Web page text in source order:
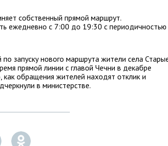
собственный прямой маршрут.
ежедневно с 7:00 до 19:30 с периодичностью
запуску нового маршрута жители села
прямой линии с главой Чечни в декабре
обращения жителей находят отклик и
в министерстве.